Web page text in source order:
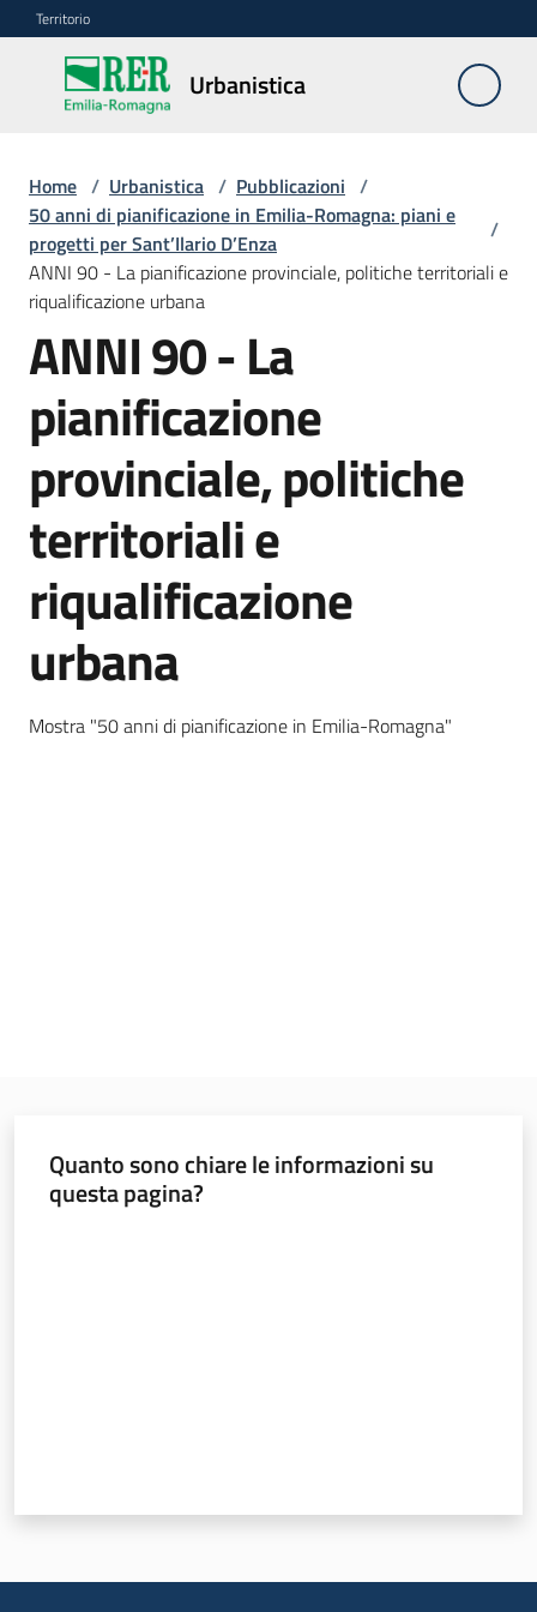
Vai al contenuto
Vai alla navigazione
Vai al footer
Territorio
Urbanistica
Urbanistica
Monitoraggio
LR
24/2017
Modello
Deposito
piani
e
Burert
Norme
atti
Home / Urbanistica / Pubblicazioni /
50 anni di pianificazione in Emilia-Romagna: piani e
progetti per Sant’Ilario D’Enza
/
ANNI 90 - La pianificazione provinciale, politiche territoriali e
riqualificazione urbana
ANNI 90 - La
pianificazione
provinciale, politiche
territoriali e
riqualificazione
urbana
Mostra "50 anni di pianificazione in Emilia-Romagna"
Quanto sono chiare le informazioni su
questa pagina?